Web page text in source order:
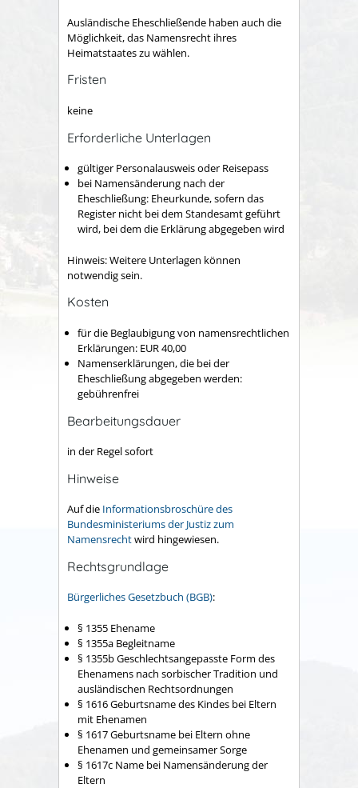
Ausländische Eheschließende haben auch die
Möglichkeit, das Namensrecht ihres
Heimatstaates zu wählen.
Fristen
keine
Erforderliche Unterlagen
gültiger Personalausweis oder Reisepass
bei Namensänderung nach der
Eheschließung: Eheurkunde, sofern das
Register nicht bei dem Standesamt geführt
wird, bei dem die Erklärung abgegeben wird
Hinweis: Weitere Unterlagen können
notwendig sein.
Kosten
für die Beglaubigung von namensrechtlichen
Erklärungen: EUR 40,00
Namenserklärungen, die bei der
Eheschließung abgegeben werden:
gebührenfrei
Bearbeitungsdauer
in der Regel sofort
Hinweise
Auf die Informationsbroschüre des
Bundesministeriums der Justiz zum
Namensrechtwird hingewiesen.
Rechtsgrundlage
Bürgerliches Gesetzbuch (BGB):
§ 1355 Ehename
§ 1355a Begleitname
§ 1355b Geschlechtsangepasste Form des
Ehenamens nach sorbischer Tradition und
ausländischen Rechtsordnungen
§ 1616Geburtsname des Kindes bei Eltern
mit Ehenamen
§ 1617Geburtsname bei Eltern ohne
Ehenamen und gemeinsamer Sorge
§ 1617c Name bei Namensänderung der
Eltern